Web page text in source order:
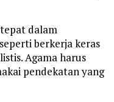
dalam
berkerja keras
Agama harus
pendekatan yang